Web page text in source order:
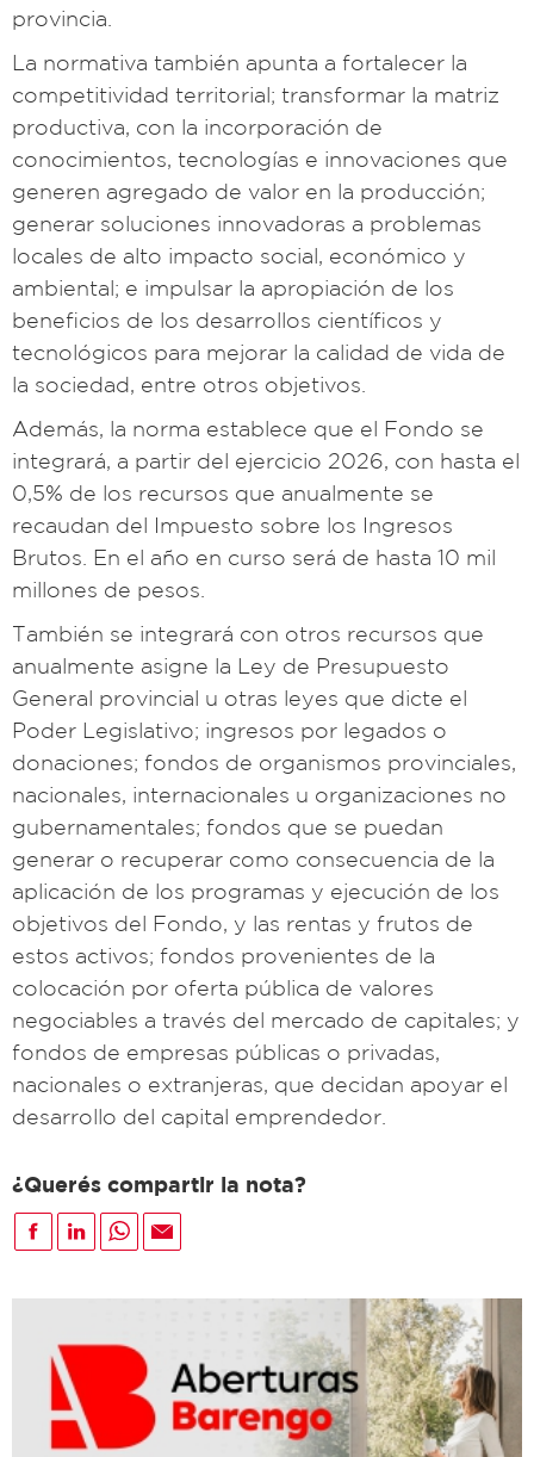
provincia.
La normativa también apunta a fortalecer la
competitividad territorial; transformar la matriz
productiva, con la incorporación de
conocimientos, tecnologías e innovaciones que
generen agregado de valor en la producción;
generar soluciones innovadoras a problemas
locales de alto impacto social, económico y
ambiental; e impulsar la apropiación de los
beneficios de los desarrollos científicos y
tecnológicos para mejorar la calidad de vida de
la sociedad, entre otros objetivos.
Además, la norma establece que el Fondo se
integrará, a partir del ejercicio 2026, con hasta el
0,5% de los recursos que anualmente se
recaudan del Impuesto sobre los Ingresos
Brutos. En el año en curso será de hasta 10 mil
millones de pesos.
También se integrará con otros recursos que
anualmente asigne la Ley de Presupuesto
General provincial u otras leyes que dicte el
Poder Legislativo; ingresos por legados o
donaciones; fondos de organismos provinciales,
nacionales, internacionales u organizaciones no
gubernamentales; fondos que se puedan
generar o recuperar como consecuencia de la
aplicación de los programas y ejecución de los
objetivos del Fondo, y las rentas y frutos de
estos activos; fondos provenientes de la
colocación por oferta pública de valores
negociables a través del mercado de capitales; y
fondos de empresas públicas o privadas,
nacionales o extranjeras, que decidan apoyar el
desarrollo del capital emprendedor.
¿Querés compartir la nota?